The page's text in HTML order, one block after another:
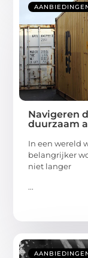
Navigeren
duurzaam
In een wereld
belangrijker
niet langer
...